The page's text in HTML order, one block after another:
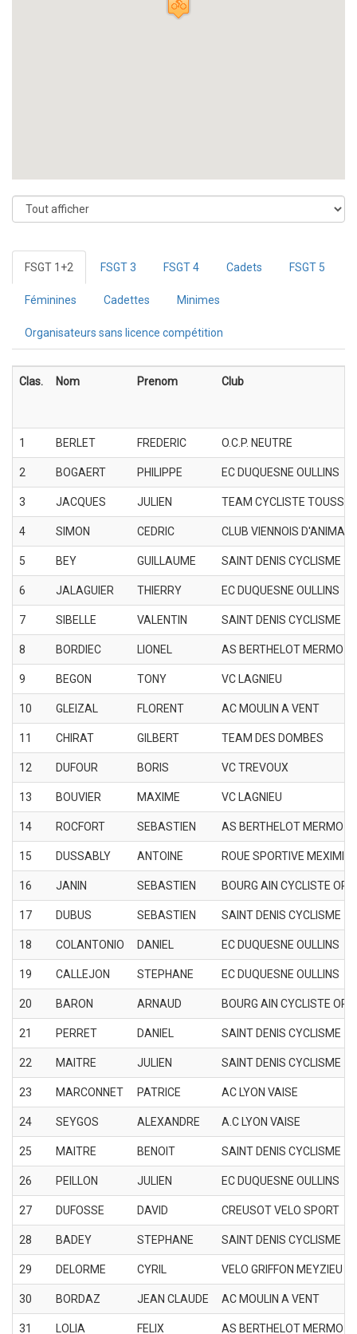
FSGT 1+2 FSGT 3 FSGT 4 Cadets FSGT 5
Féminines Cadettes Minimes
Organisateurs sans licence compétition
Clas. Nom Prenom Club
1 BERLET FREDERIC O.C.P. NEUTRE
2 BOGAERT PHILIPPE EC DUQUESNE OULLINS
3 JACQUES JULIEN TEAM CYCLISTE
4 SIMON CEDRIC CLUB VIENNOIS
5 BEY GUILLAUME SAINT DENIS CYCLISME
6 JALAGUIER THIERRY EC DUQUESNE OULLINS
7 SIBELLE VALENTIN SAINT DENIS CYCLISME
8 BORDIEC LIONEL AS BERTHELOT MERMOZ
9 BEGON TONY VC LAGNIEU
10 GLEIZAL FLORENT AC MOULIN A VENT
11 CHIRAT GILBERT TEAM DES DOMBES
12 DUFOUR BORIS VC TREVOUX
13 BOUVIER MAXIME VC LAGNIEU
14 ROCFORT SEBASTIEN AS BERTHELOT MERMOZ
15 DUSSABLY ANTOINE ROUE SPORTIVE
16 JANIN SEBASTIEN BOURG AIN CYCLISTE
17 DUBUS SEBASTIEN SAINT DENIS CYCLISME
18 COLANTONIO DANIEL EC DUQUESNE OULLINS
19 CALLEJON STEPHANE EC DUQUESNE OULLINS
20 BARON ARNAUD BOURG AIN CYCLISTE
21 PERRET DANIEL SAINT DENIS CYCLISME
22 MAITRE JULIEN SAINT DENIS CYCLISME
23 MARCONNET PATRICE AC LYON VAISE
24 SEYGOS ALEXANDRE A.C LYON VAISE
25 MAITRE BENOIT SAINT DENIS CYCLISME
26 PEILLON JULIEN EC DUQUESNE OULLINS
27 DUFOSSE DAVID CREUSOT VELO SPORT
28 BADEY STEPHANE SAINT DENIS CYCLISME
29 DELORME CYRIL VELO GRIFFON MEYZIEU
30 BORDAZ JEAN CLAUDE AC MOULIN A VENT
31 LOLIA FELIX AS BERTHELOT MERMOZ